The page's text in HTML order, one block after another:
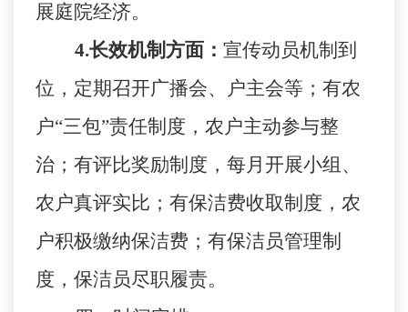
展庭院经济。
4.长效机制方面： 宣传动员机制到
位，定期召开广播会、户主会等；有农
户“三包”责任制度，农户主动参与整
治；有评比奖励制度，每月开展小组、
农户真评实比；有保洁费收取制度，农
户积极缴纳保洁费；有保洁员管理制
度，保洁员尽职履责。